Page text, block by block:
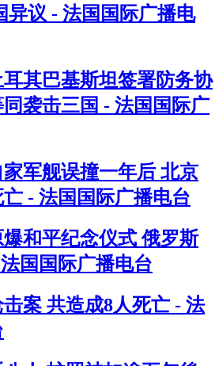
异议 - 法国国际广播电
其巴基斯坦签署防务协
袭击三国 - 法国国际广
军舰误撞一年后 北京
- 法国国际广播电台
和平纪念仪式 俄罗斯
国国际广播电台
案 共造成8人死亡 - 法